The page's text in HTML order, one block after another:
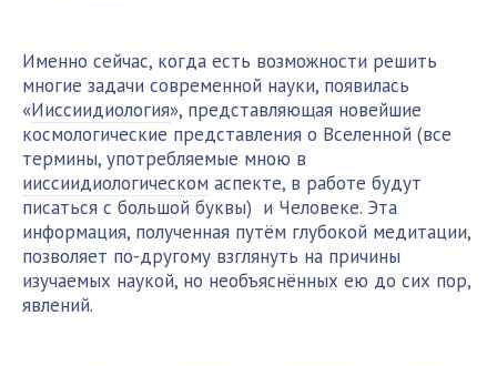
Именно сейчас, когда есть возможности решить
многие задачи современной науки, появилась
«Ииссиидиология», представляющая новейшие
космологические представления о Вселенной (все
термины, употребляемые мною в
ииссиидиологическом аспекте, в работе будут
писаться с большой буквы) и Человеке. Эта
информация, полученная путём глубокой медитации,
позволяет по-другому взглянуть на причины
изучаемых наукой, но необъяснённых ею до сих пор,
явлений.